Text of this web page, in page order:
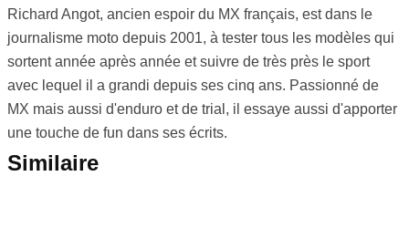
Richard Angot, ancien espoir du MX français, est dans le
journalisme moto depuis 2001, à tester tous les modèles qui
sortent année après année et suivre de très près le sport
avec lequel il a grandi depuis ses cinq ans. Passionné de
MX mais aussi d'enduro et de trial, il essaye aussi d'apporter
une touche de fun dans ses écrits.
Similaire